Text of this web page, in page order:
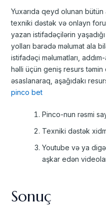
Yuxarıda qeyd olunan bütün
texniki dəstək və onlayn
yazan istifadəçilərin
yolları barədə məlumat ala
istifadəçi məlumatları,
həlli üçün geniş resurs
əsaslanaraq, aşağıdakı
pinco bet
Pinco-nun rəsmi
Texniki dəstək
Youtube və ya
aşkar edən
Sonuç